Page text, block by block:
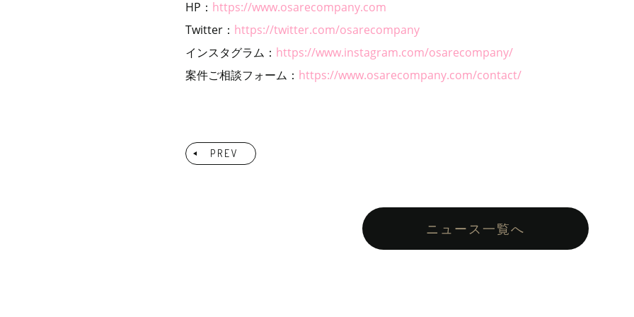
HP： https://www.osarecompany.com
Twitter： https://twitter.com/osarecompany
インスタグラム： https://www.instagram.com/osarecompany/
案件ご相談フォーム： https://www.osarecompany.com/contact/
PREV
ニュース一覧へ